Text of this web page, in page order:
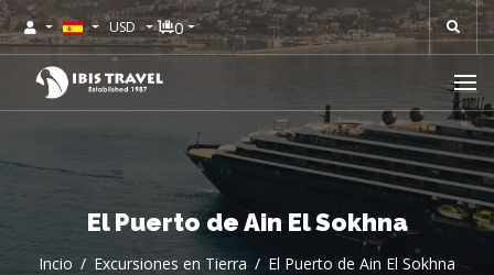
USD 0
El Puerto de Ain El Sokhna
Incio Excursiones en Tierra El Puerto de Ain El Sokhna